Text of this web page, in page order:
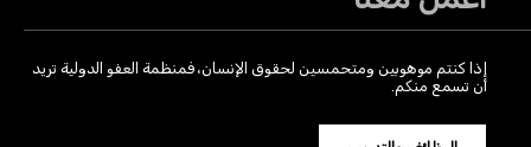
إذا كنتم موهوبين ومتحمسين لحقوق الإنسان، فمنظمة العفو الدولية تريد
أن تسمع منكم.